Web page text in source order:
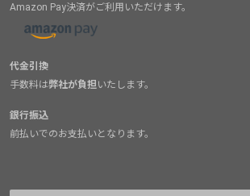
Amazon Pay決済がご利用いただけます。
代金引換
手数料は弊社が負担いたします。
銀行振込
前払いでのお支払いとなります。